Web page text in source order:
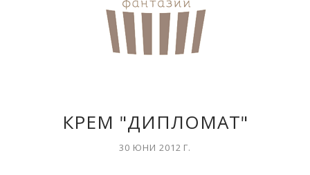
КРЕМ "ДИПЛОМАТ"
30 ЮНИ 2012 Г.